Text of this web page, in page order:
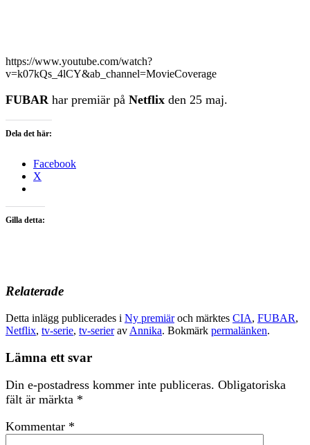
https://www.youtube.com/watch?
v=k07kQs_4lCY&ab_channel=MovieCoverage
FUBAR har premiär på Netflix den 25 maj.
Dela det här:
Facebook
X
Gilla detta:
Relaterade
Detta inlägg publicerades i Ny premiäroch märktes CIA, FUBAR,
Netflix, tv-serie, tv-serierav Annika. Bokmärk permalänken.
Lämna ett svar
Din e-postadress kommer inte publiceras. Obligatoriska
fält är märkta *
Kommentar *